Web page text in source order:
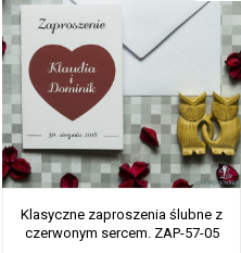
Klasyczne zaproszenia ślubne z
czerwonym sercem. ZAP-57-05